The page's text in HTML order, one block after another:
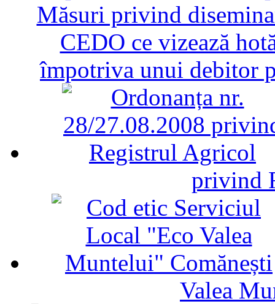
Măsuri privind
CEDO ce vizează
împotriva unui debitor
privind
Valea